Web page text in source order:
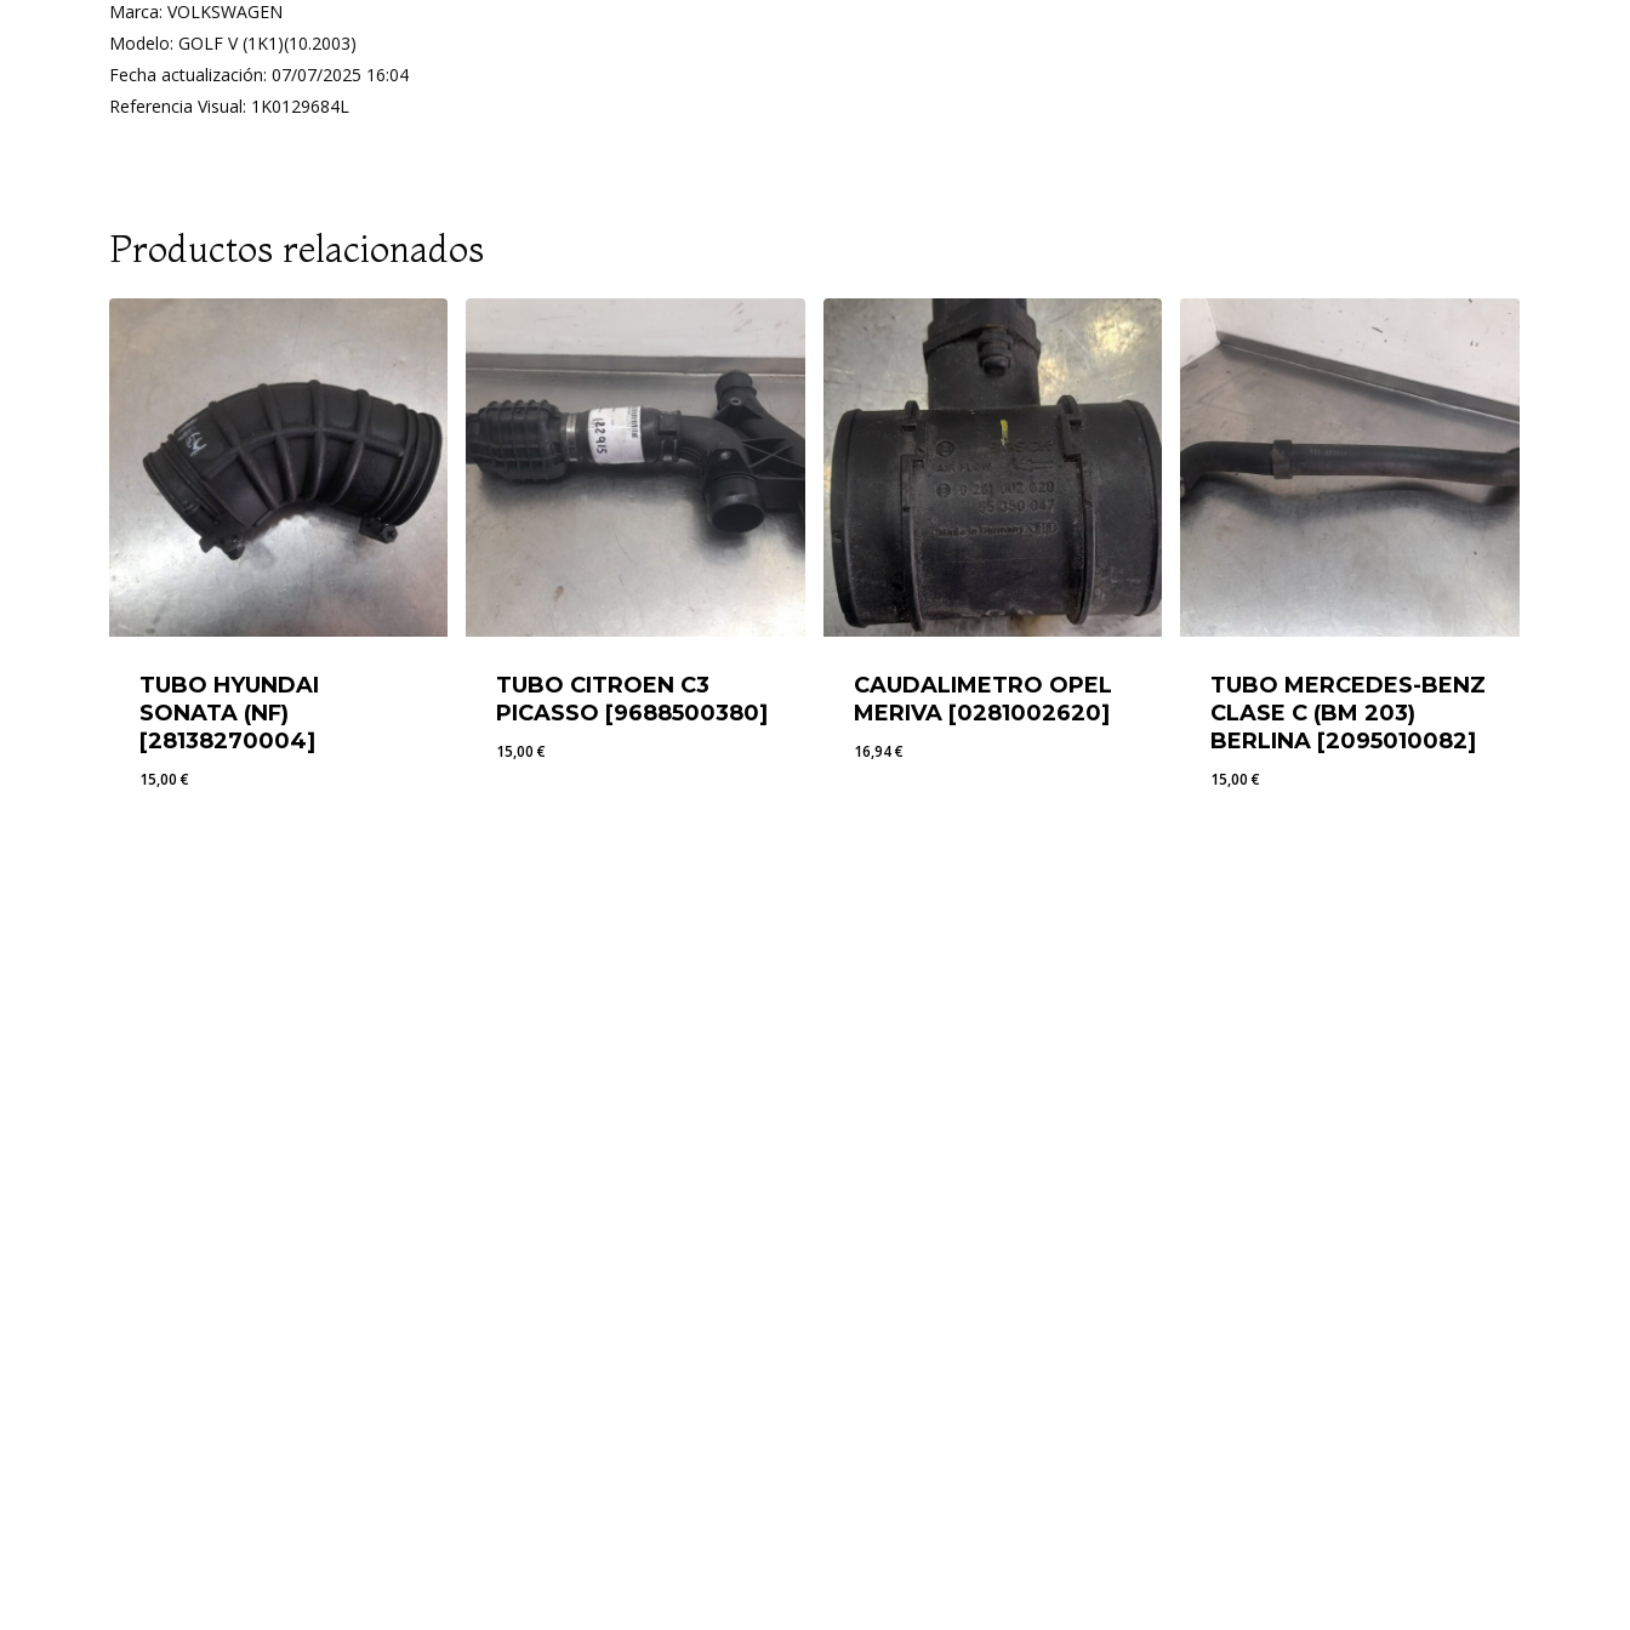
Marca: VOLKSWAGEN
Modelo: GOLF V (1K1)(10.2003)
Fecha actualización: 07/07/2025 16:04
Referencia Visual: 1K0129684L
Productos relacionados
TUBO HYUNDAI
SONATA (NF)
[28138270004]
15,00€
TUBO CITROEN C3
PICASSO [9688500380]
15,00€
CAUDALIMETRO OPEL
MERIVA [0281002620]
16,94€
TUBO MERCEDES-BENZ
CLASE C (BM 203)
BERLINA [2095010082]
15,00€